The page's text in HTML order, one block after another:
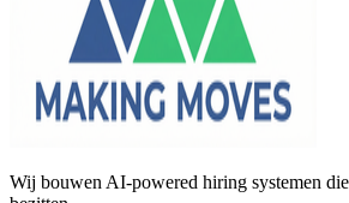
Wij bouwen AI-powered hiring systemen